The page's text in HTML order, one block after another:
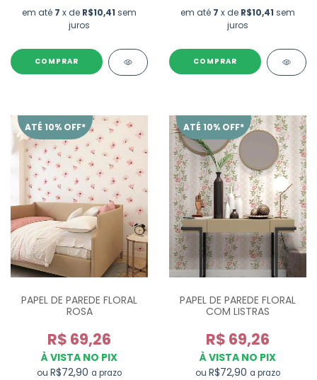
em até 7 x de R$10,41 sem
juros
em até 7 x de R$10,41 sem
juros
ATÉ 10% OFF*
PAPEL DE PAREDE FLORAL
ROSA
R$ 69,26
À VISTA NO PIX
ou R$72,90 a prazo
ATÉ 10% OFF*
PAPEL DE PAREDE FLORAL
COM LISTRAS
R$ 69,26
À VISTA NO PIX
ou R$72,90 a prazo